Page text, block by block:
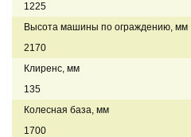
1225
Высота машины по ограждению, мм
2170
Клиренс, мм
135
Колесная база, мм
1700